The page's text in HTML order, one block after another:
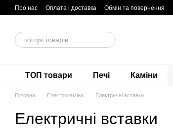
Перейти до основного контенту
Про нас Оплата і доставка Обмін та повернення
ТОП товари Печі Каміни
Головна Електрокаміни Електричні вставки
Електричні вставки